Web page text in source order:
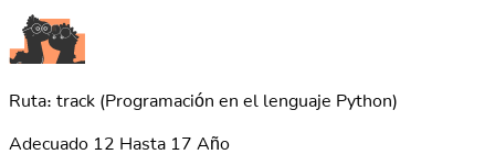
Ruta: track (Programación en el lenguaje Python)
Adecuado 12 Hasta 17 Año